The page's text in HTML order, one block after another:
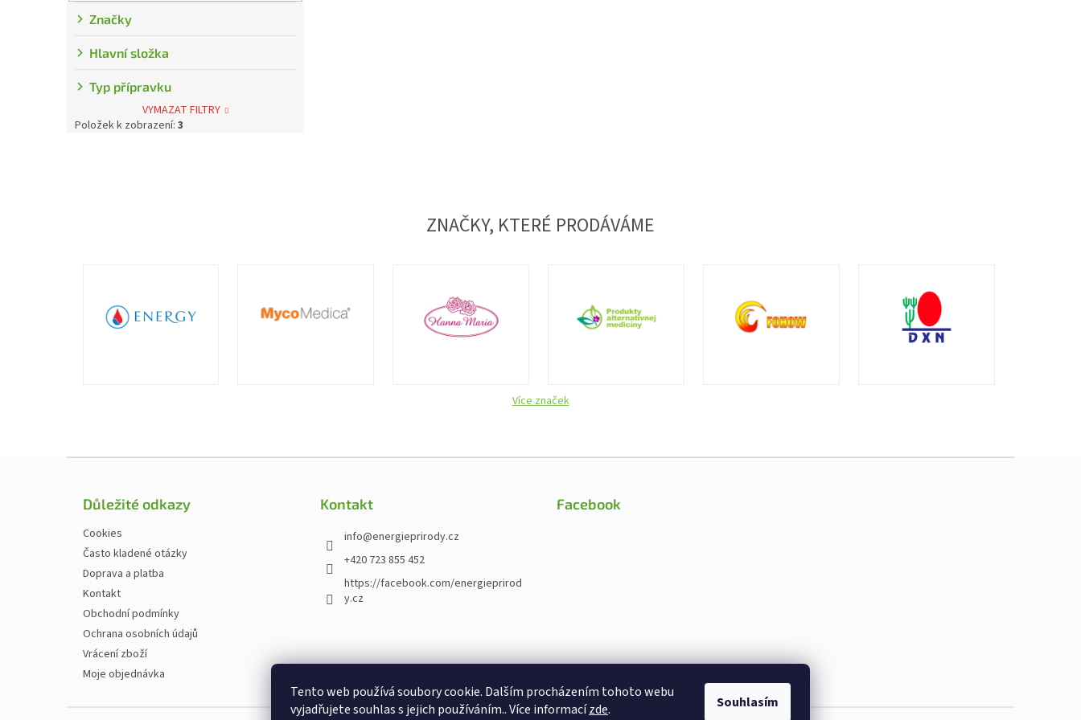
Tento web používá soubory cookie. Dalším procházením tohoto webu
vyjadřujete souhlas s jejich používáním.. Více informacízde. Souhlasím
Značky
Hlavní složka
Typ přípravku
VYMAZAT FILTRY
Položek k zobrazení: 3
ZNAČKY, KTERÉ PRODÁVÁME
Více značek
Důležité odkazy
Cookies
Často kladené otázky
Doprava a platba
Kontakt
Obchodní podmínky
Ochrana osobních údajů
Vrácení zboží
Moje objednávka
Kontakt
info@energieprirody.cz
+420 723 855 452
https://facebook.com/energieprirod
y.cz
Facebook